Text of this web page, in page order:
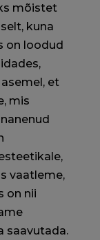
mõistet
kuna
on loodud
et
mis
vaatleme,
on nii
saavutada.